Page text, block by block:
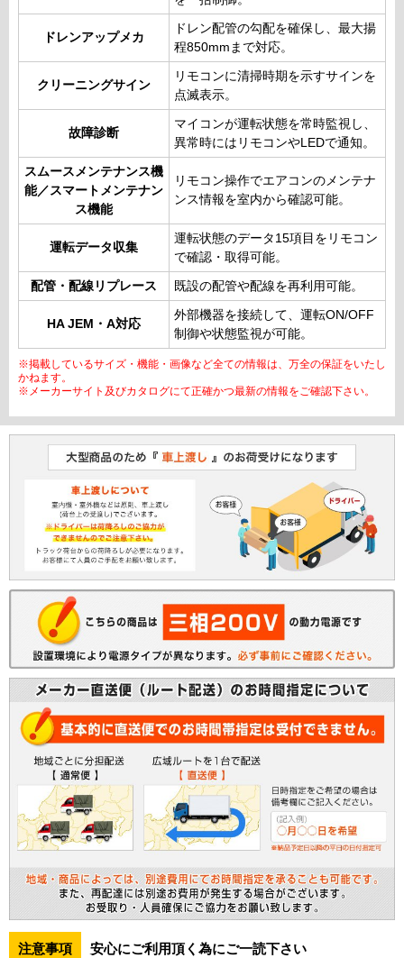
ドレンアップメカ
ドレン配管の勾配を確保し、最大揚
程850mmまで対応。
クリーニングサイン
リモコンに清掃時期を示すサインを
点滅表示。
故障診断
マイコンが運転状態を常時監視し、
異常時にはリモコンやLEDで通知。
スムースメンテナンス機
能／スマートメンテナン
ス機能
リモコン操作でエアコンのメンテナ
ンス情報を室内から確認可能。
運転データ収集
運転状態のデータ15項目をリモコン
で確認・取得可能。
配管・配線リプレース 既設の配管や配線を再利用可能。
HA JEM・A対応
外部機器を接続して、運転ON/OFF
制御や状態監視が可能。
※掲載しているサイズ・機能・画像など全ての情報は、万全の保証をいたし
かねます。
※メーカーサイト及びカタログにて正確かつ最新の情報をご確認下さい。
注意事項 安心にご利用頂く為にご一読下さい